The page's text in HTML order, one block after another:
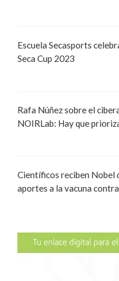
Escuela Secasports
Seca Cup 2023
Rafa Núñez sobre el
NOIRLab: Hay que
Científicos reciben Nobel
aportes a la vacuna